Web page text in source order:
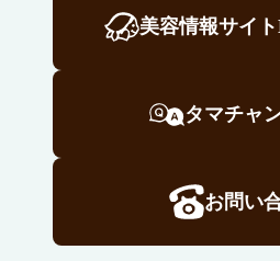
美容情報サイ
タマチャ
お問い